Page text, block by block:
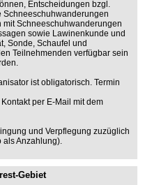
Entscheidungen bzgl.
Schneeschuhwanderungen
sowie Lawinenkunde und
Sonde, Schaufel und
Teilnehmenden verfügbar sein
ist obligatorisch. Termin
per E-Mail mit dem
und Verpflegung zuzüglich
als Anzahlung).
Gebiet